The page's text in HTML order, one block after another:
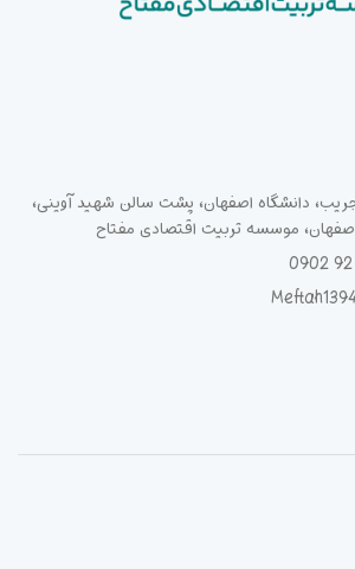
دانشگاه اصفهان، پشت سالن شهید آوینی،
اصفهان، موسسه تربیت اقتصادی مفتاح